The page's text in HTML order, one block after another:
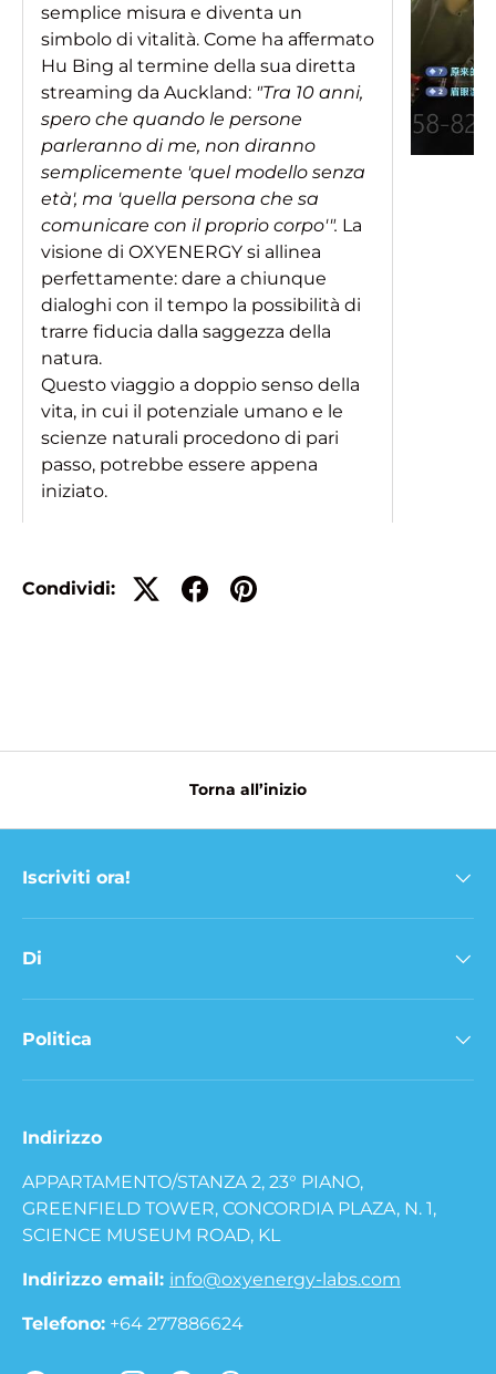
semplice misura e diventa un
simbolo di vitalità. Come ha affermato
Hu Bing al termine della sua diretta
streaming da Auckland: "Tra 10 anni,
spero che quando le persone
parleranno di me, non diranno
semplicemente 'quel modello senza
età', ma 'quella persona che sa
comunicare con il proprio corpo'". La
visione di OXYENERGY si allinea
perfettamente: dare a chiunque
dialoghi con il tempo la possibilità di
trarre fiducia dalla saggezza della
natura.
Questo viaggio a doppio senso della
vita, in cui il potenziale umano e le
scienze naturali procedono di pari
passo, potrebbe essere appena
iniziato.
Condividi:
Torna all’inizio
Iscriviti ora!
Di
Politica
Indirizzo
APPARTAMENTO/STANZA 2, 23° PIANO,
GREENFIELD TOWER, CONCORDIA PLAZA, N. 1,
SCIENCE MUSEUM ROAD, KL
Indirizzo email: info@oxyenergy-labs.com
Telefono: +64 277886624